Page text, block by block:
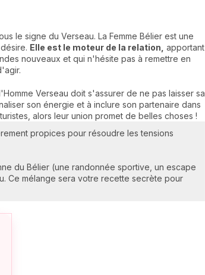
le signe du Verseau. La Femme Bélier est une
Elle est le moteur de la relation, apportant
nouveaux et qui n'hésite pas à remettre en
Verseau doit s'assurer de ne pas laisser sa
son énergie et à inclure son partenaire dans
alors leur union promet de belles choses !
propices pour résoudre les tensions
du Bélier (une randonnée sportive, un escape
Ce mélange sera votre recette secrète pour